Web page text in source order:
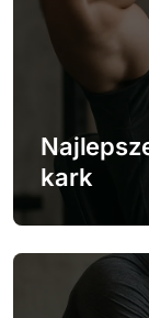
p
i
kark